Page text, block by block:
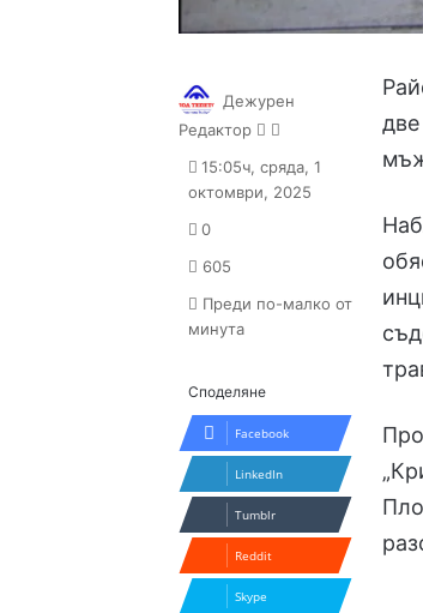
Дежурен
Редактор
Follow
Xemail
15:05ч, сряда, 1
октомври, 2025
0
605
Преди по-малко от
минута
Споделяне
Facebook
LinkedIn
Tumblr
Reddit
Skype